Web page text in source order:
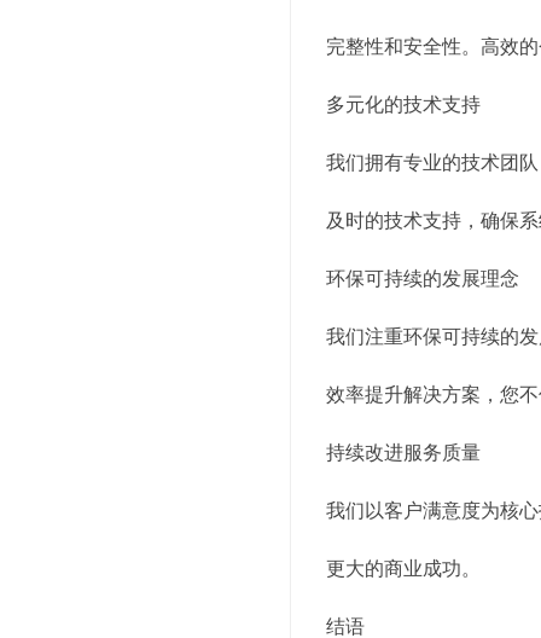
完整性和安全性。高效
多元化的技术支持
我们拥有专业的技术团
及时的技术支持，确保
环保可持续的发展理念
我们注重环保可持续的
效率提升解决方案，您
持续改进服务质量
我们以客户满意度为核
更大的商业成功。
结语